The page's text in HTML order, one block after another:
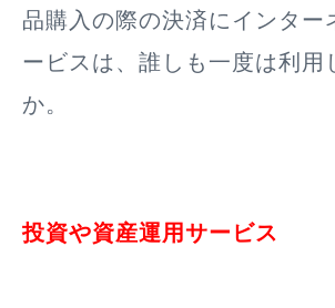
品購入の際の決済にインタ
ービスは、誰しも一度は利
か。
投資や資産運用サービス